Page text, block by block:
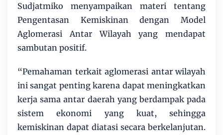
Sudjatmiko menyampaikan materi tentang
Pengentasan Kemiskinan dengan Model
Aglomerasi Antar Wilayah yang mendapat
sambutan positif.
“Pemahaman terkait aglomerasi antar wilayah
ini sangat penting karena dapat meningkatkan
kerja sama antar daerah yang berdampak pada
sistem ekonomi yang kuat, sehingga
kemiskinan dapat diatasi secara berkelanjutan.